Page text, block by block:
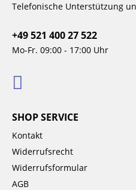
Telefonische Unterstützung
+49 521 400 27 522
Mo-Fr. 09:00 - 17:00 Uhr
SHOP SERVICE
Kontakt
Widerrufsrecht
Widerrufsformular
AGB